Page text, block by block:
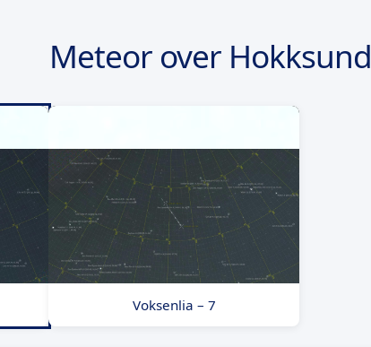
Meteor over Hokksund
Voksenlia – 7